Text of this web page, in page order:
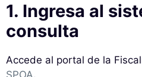
1. Ingresa al
consulta
Accede al portal de la